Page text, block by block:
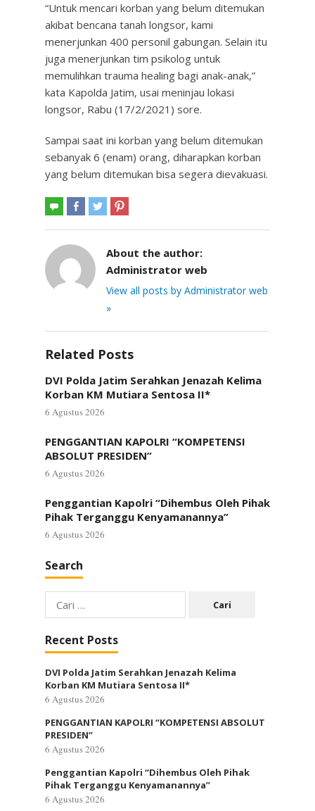
“Untuk mencari korban yang belum ditemukan
akibat bencana tanah longsor, kami
menerjunkan 400 personil gabungan. Selain itu
juga menerjunkan tim psikolog untuk
memulihkan trauma healing bagi anak-anak,”
kata Kapolda Jatim, usai meninjau lokasi
longsor, Rabu (17/2/2021) sore.
Sampai saat ini korban yang belum ditemukan
sebanyak 6 (enam) orang, diharapkan korban
yang belum ditemukan bisa segera dievakuasi.
About the author:
Administrator web
View all posts by Administrator web
»
Related Posts
DVI Polda Jatim Serahkan Jenazah Kelima
Korban KM Mutiara Sentosa II*
6 Agustus 2026
PENGGANTIAN KAPOLRI “KOMPETENSI
ABSOLUT PRESIDEN”
6 Agustus 2026
Penggantian Kapolri “Dihembus Oleh Pihak
Pihak Terganggu Kenyamanannya”
6 Agustus 2026
Search
Cari
untuk:
Recent Posts
DVI Polda Jatim Serahkan Jenazah Kelima
Korban KM Mutiara Sentosa II*
6 Agustus 2026
PENGGANTIAN KAPOLRI “KOMPETENSI ABSOLUT
PRESIDEN”
6 Agustus 2026
Penggantian Kapolri “Dihembus Oleh Pihak
Pihak Terganggu Kenyamanannya”
6 Agustus 2026